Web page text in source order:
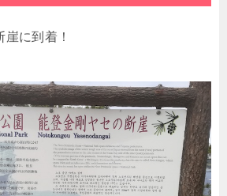
に到着！